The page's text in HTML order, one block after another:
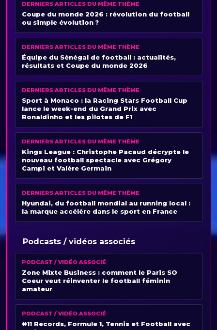
DERNIERS ARTICLES DU MÊME THÈME
Coupe du monde 2026 : révolution du football
ou simple évolution ?
DERNIERS ARTICLES DU MÊME THÈME
Équipe du Sénégal de football : actualités,
résultats et Coupe du monde 2026
DERNIERS ARTICLES DU MÊME THÈME
Sport à Monaco : la Racing Stars Football Cup
lance le week-end du Grand Prix avec
Ronaldinho et les pilotes de F1
DERNIERS ARTICLES DU MÊME THÈME
Kings League : Christophe Pacaud décrypte le
nouveau football spectacle avec Grégory
Campi et Valère Germain
DERNIERS ARTICLES DU MÊME THÈME
Hyundai, du football mondial au running local :
la marque accélère dans le sport en France
Podcasts / vidéos associés
PODCAST / VIDÉO ASSOCIÉ
Zone Mixte Business : comment le Paris SO
Coeur veut réinventer le football féminin
amateur
PODCAST / VIDÉO ASSOCIÉ
#11 Records, Formule 1, Tennis et Football avec